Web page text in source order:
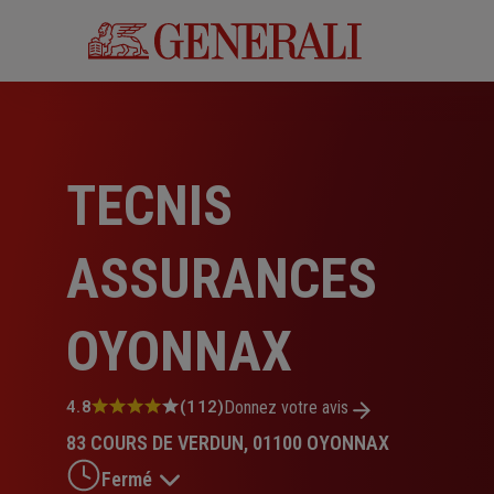
TECNIS
ASSURANCES
OYONNAX
Note
4.8
sur
4.8 (112)Donnez votre avis
83 COURS DE VERDUN, 01100 OYONNAX
Fermé